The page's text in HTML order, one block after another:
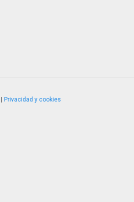
Privacidad y cookies